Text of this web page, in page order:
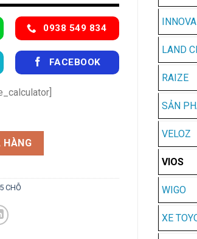
0938 549 834
FACEBOOK
HÀNG
CHỖ
INNOVA
LAND
RAIZE
SẢN
VELOZ
VIOS
WIGO
XE